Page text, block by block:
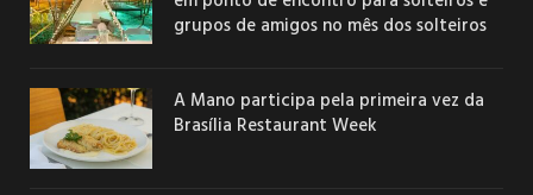
grupos de amigos no mês dos solteiros
A Mano participa pela primeira vez da
Brasília Restaurant Week